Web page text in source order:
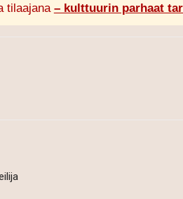
tilaajana – kulttuurin parhaat